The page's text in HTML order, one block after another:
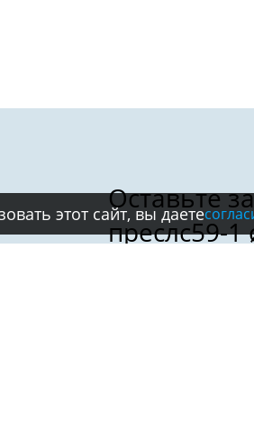
этот сайт, вы даете